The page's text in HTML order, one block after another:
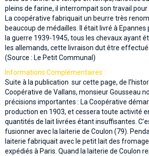
pleins de farine, il interrompait son travail pour
La coopérative fabriquait un beurre très
beaucoup de médailles. Il était livré à Epannes
la guerre 1939-1945, tous les chevaux ayant
les allemands, cette livraison dut être
(Source : Le Petit Communal)
Informations Complémentaires :
Suite à la publication sur cette page, de
Coopérative de Vallans, monsieur Gousseau
précisions importantes : La Coopérative
production en 1903, et cessera toute activité
quantités de lait livrées étant insuffisantes.
fusionner avec la laiterie de Coulon (79).
laiterie fabriquait avec le petit lait des
expédiés à Paris. Quand la laiterie de Coulon